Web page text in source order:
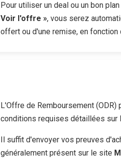
Pour utiliser un deal ou un bon plan
Voir l'offre », vous serez
offert ou d'une remise, en
L'Offre de Remboursement
conditions requises détaillées sur
Il suffit d'envoyer vos preuves
généralement présent sur le site